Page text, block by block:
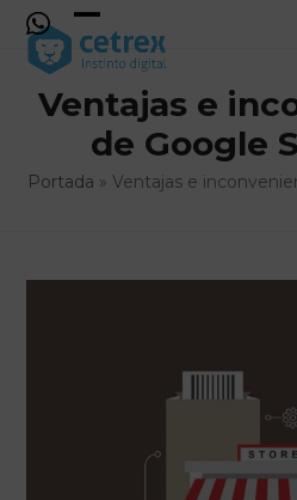
Skip
content
Open
mobile
menu
Close
mobile
menu
Ventajas e
de Google
Portada » Ventajas e